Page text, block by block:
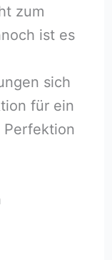
zum
ist es
sich
für ein
Perfektion